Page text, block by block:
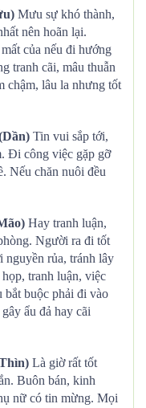
Mưu sự khó thành,
nên hoãn lại.
của nếu đi hướng
tranh cãi, mâu thuẫn
chậm, lâu la nhưng tốt
Tin vui sắp tới,
Đi công việc gặp gỡ
Nếu chăn nuôi đều
Hay tranh luận,
Người ra đi tốt
nguyền rủa, tránh lây
tranh luận, việc
buộc phải đi vào
ẩu đả hay cãi
Là giờ rất tốt
Buôn bán, kinh
nữ có tin mừng. Mọi